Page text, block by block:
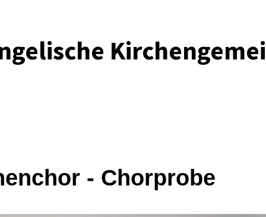
- Chorprobe